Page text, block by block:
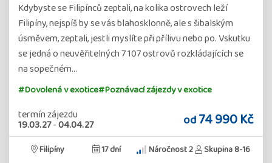
Kdybyste se Filipínců zeptali, na kolika ostrovech leží
Filipíny, nejspíš by se vás blahosklonně, ale s šibalským
úsměvem, zeptali, jestli myslíte při přílivu nebo po. Vskutku
se jedná o neuvěřitelných 7 107 ostrovů rozkládajících se
na sopečném…
#Dovolená v exotice#Poznávací zájezdy v exotice
termín zájezdu
19.03.27-04.04.27 od74 990 Kč
Filipíny 17 dní Náročnost 2 Skupina 8-16